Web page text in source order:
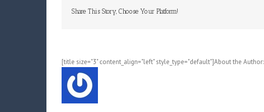
Share This Story, Choose Your Platform!
[title size="3" content_align="left" style_type="default"]About the Author: